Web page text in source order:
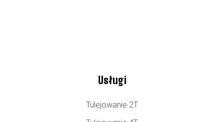
Usługi
Tulejowanie 2T